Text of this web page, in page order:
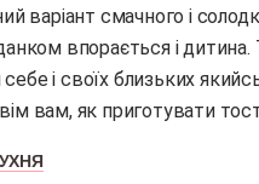
впорається і дитина.
і своїх близьких
вам, як приготувати тост